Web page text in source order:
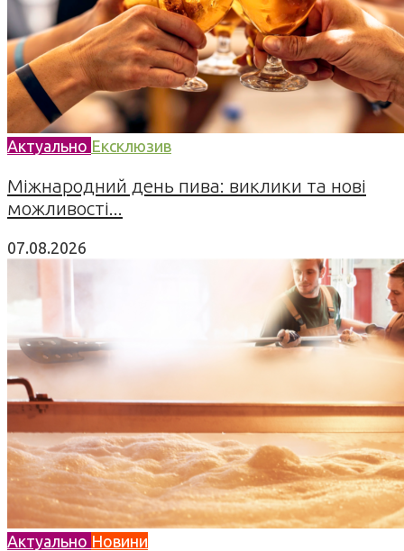
Актуально Ексклюзив
Міжнародний день пива: виклики та нові
можливості...
07.08.2026
Актуально Новини